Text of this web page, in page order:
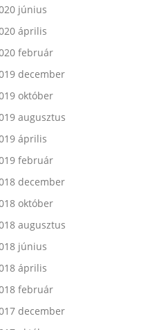
június
április
február
december
október
augusztus
április
február
december
október
augusztus
június
április
február
december